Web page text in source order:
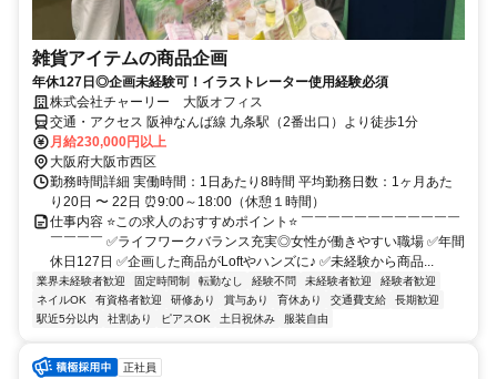
雑貨アイテムの商品企画
年休127日◎企画未経験可！イラストレーター使用経験必須
株式会社チャーリー 大阪オフィス
交通・アクセス 阪神なんば線 九条駅（2番出口）より徒歩1分
月給230,000円以上
大阪府大阪市西区
勤務時間詳細 実働時間：1日あたり8時間 平均勤務日数：1ヶ月あた
り20日 〜 22日 ⏰9:00～18:00（休憩１時間）
仕事内容 ⭐この求人のおすすめポイント⭐ ￣￣￣￣￣￣￣￣￣￣￣￣
￣￣￣￣ ✅ライフワークバランス充実◎女性が働きやすい職場 ✅年間
休日127日 ✅企画した商品がLoftやハンズに♪ ✅未経験から商品...
業界未経験者歓迎 固定時間制 転勤なし 経験不問 未経験者歓迎
経験者歓迎
ネイルOK
有資格者歓迎 研修あり 賞与あり 育休あり 交通費支給
長期歓迎
駅近5分以内
社割あり ピアスOK 土日祝休み 服装自由
正社員